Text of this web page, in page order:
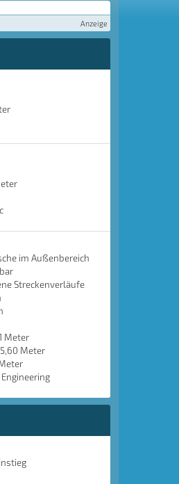
Anzeige
im Außenbereich
Streckenverläufe
Meter
Meter
Engineering